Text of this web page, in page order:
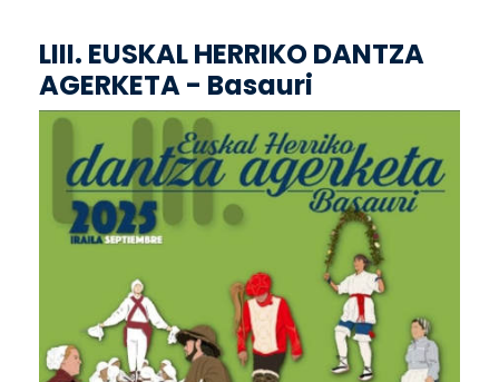
LIII. EUSKAL HERRIKO DANTZA
AGERKETA - Basauri